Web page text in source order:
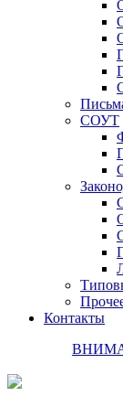
СОУТ
Контакты